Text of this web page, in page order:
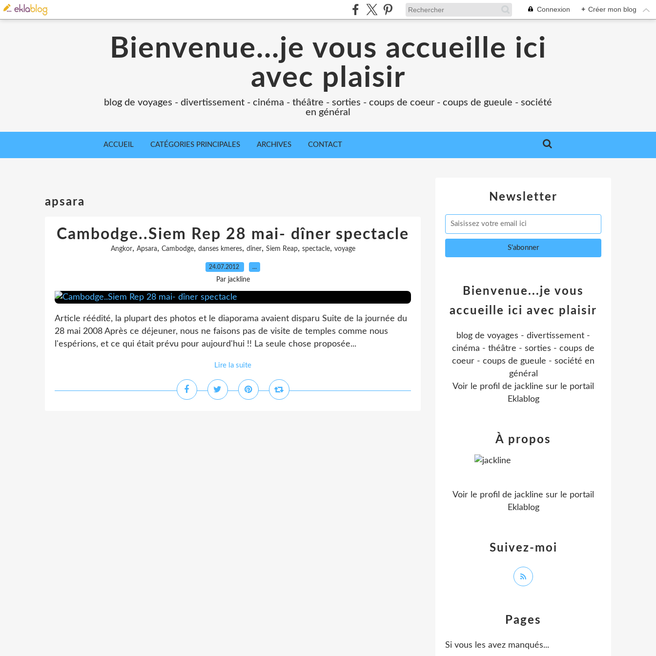
Connexion + Créer mon blog
Bienvenue...je vous accueille ici
avec plaisir
blog de voyages - divertissement - cinéma - théâtre - sorties - coups de coeur - coups de gueule - société
en général
ACCUEIL CATÉGORIES PRINCIPALES ARCHIVES CONTACT
apsara
Cambodge..Siem Rep 28 mai- dîner spectacle
Angkor, Apsara, Cambodge, danses kmeres, dîner, Siem Reap, spectacle, voyage
24.07.2012 …
Par jackline
Article réédité, la plupart des photos et le diaporama avaient disparu Suite de la journée du
28 mai 2008 Après ce déjeuner, nous ne faisons pas de visite de temples comme nous
l'espérions, et ce qui était prévu pour aujourd'hui !! La seule chose proposée...
Lire la suite
Newsletter
Pages
Si vous les avez manqués...
Bienvenue...je vous
accueille ici avec plaisir
blog de voyages - divertissement -
cinéma - théâtre - sorties - coups de
coeur - coups de gueule - société en
général
Voir le profil de jackline sur le portail
Eklablog
Suivez-moi
À propos
Voir le profil de jackline sur le portail
Eklablog